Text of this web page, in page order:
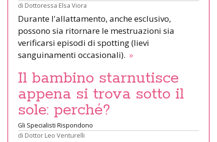
di Dottoressa Elsa Viora
Durante l'allattamento, anche esclusivo,
possono sia ritornare le mestruazioni sia
verificarsi episodi di spotting (lievi
sanguinamenti occasionali). »
Il bambino starnutisce
appena si trova sotto il
sole: perché?
Gli Specialisti Rispondono
di Dottor Leo Venturelli